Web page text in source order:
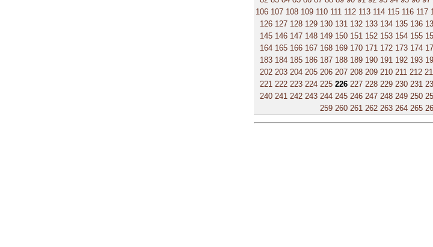
106 107 108 109 110 111 112 113 114 115 116 117
126 127 128 129 130 131 132 133 134 135 136
145 146 147 148 149 150 151 152 153 154 155
164 165 166 167 168 169 170 171 172 173 174
183 184 185 186 187 188 189 190 191 192 193
202 203 204 205 206 207 208 209 210 211 212
221 222 223 224 225 226 227 228 229 230 231
240 241 242 243 244 245 246 247 248 249 250
259 260 261 262 263 264 265